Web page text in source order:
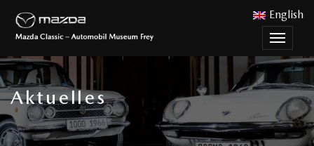
Menu
nutzen
English
Aktuelles